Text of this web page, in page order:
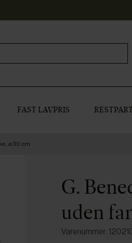
FAST LAVPRIS
ø30 cm
G.
uden
Varenummer: